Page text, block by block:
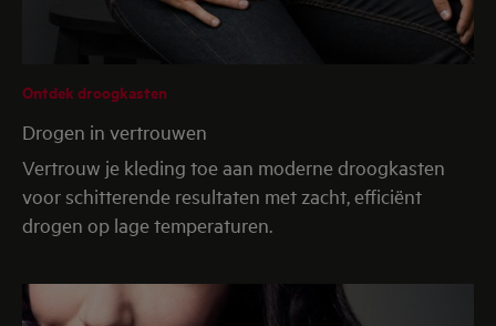
Ontdek droogkasten
Drogen in vertrouwen
Vertrouw je kleding toe aan moderne droogkasten
voor schitterende resultaten met zacht, efficiënt
drogen op lage temperaturen.